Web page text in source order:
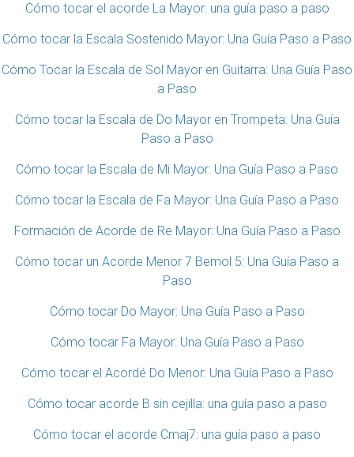
Cómo tocar el acorde La Mayor: una guía paso a paso
Cómo tocar la Escala Sostenido Mayor: Una Guía Paso a Paso
Cómo Tocar la Escala de Sol Mayor en Guitarra: Una Guía Paso
a Paso
Cómo tocar la Escala de Do Mayor en Trompeta: Una Guía
Paso a Paso
Cómo tocar la Escala de Mi Mayor: Una Guía Paso a Paso
Cómo tocar la Escala de Fa Mayor: Una Guía Paso a Paso
Formación de Acorde de Re Mayor: Una Guía Paso a Paso
Cómo tocar un Acorde Menor 7 Bemol 5: Una Guía Paso a
Paso
Cómo tocar Do Mayor: Una Guía Paso a Paso
Cómo tocar Fa Mayor: Una Guía Paso a Paso
Cómo tocar el Acordé Do Menor: Una Guía Paso a Paso
Cómo tocar acorde B sin cejilla: una guía paso a paso
Cómo tocar el acorde Cmaj7: una guía paso a paso